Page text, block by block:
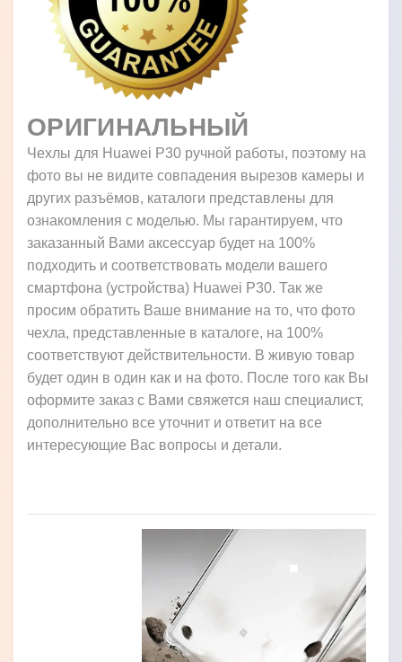
ОРИГИНАЛЬНЫЙ
Чехлы для Huawei P30 ручной работы, поэтому на
фото вы не видите совпадения вырезов камеры и
других разъёмов, каталоги представлены для
ознакомления с моделью. Мы гарантируем, что
заказанный Вами аксессуар будет на 100%
подходить и соответствовать модели вашего
смартфона (устройства) Huawei P30. Так же
просим обратить Ваше внимание на то, что фото
чехла, представленные в каталоге, на 100%
соответствуют действительности. В живую товар
будет один в один как и на фото. После того как Вы
оформите заказ с Вами свяжется наш специалист,
дополнительно все уточнит и ответит на все
интересующие Вас вопросы и детали.